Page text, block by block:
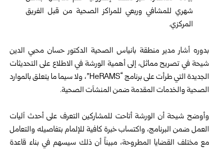
شهري للمشافي وربعي للمراكز الصحية من قبل الفريق
المركزي.
بدوره أشار مدير منطقة بانياس الصحية‏ الدكتور حسان محيي الدين
شيحة في تصريح مماثل، إلى أهمية الورشة في الاطلاع على التحديثات
الجديدة التي طرأت على برنامج “HeRAMS”، ولا سيما ما يتعلق بالموارد
الصحية والخدمات المقدمة ضمن المنشآت الصحية.
وأوضح شيحة أن الورشة أتاحت للمشاركين التعرف على أحدث آليات
العمل ضمن البرنامج، واكتساب خبرة كافية للإلمام بتفاصيله والتعامل
مع مختلف القضايا المطروحة، مبيناً أن ذلك سيسهم في بناء قاعدة